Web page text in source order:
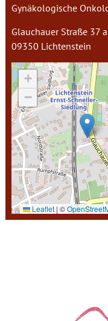
Gynäkologische
Glauchauer Straße 37 a
09350 Lichtenstein
+
−
Leaflet | ©